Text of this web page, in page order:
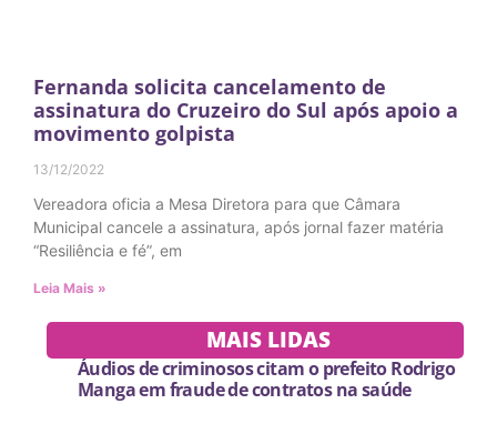
Fernanda solicita cancelamento de
assinatura do Cruzeiro do Sul após apoio a
movimento golpista
13/12/2022
Vereadora oficia a Mesa Diretora para que Câmara
Municipal cancele a assinatura, após jornal fazer matéria
“Resiliência e fé”, em
Leia Mais »
MAIS LIDAS
Áudios de criminosos citam o prefeito Rodrigo
Manga em fraude de contratos na saúde